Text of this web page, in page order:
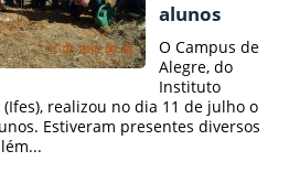
alunos
O Campus de
Alegre, do
Instituto
realizou no dia 11 de julho o
Estiveram presentes diversos